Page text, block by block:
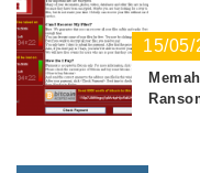
15/05/